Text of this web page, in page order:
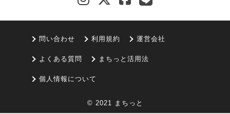
問い合わせ 利用規約 運営会社
よくある質問 まちっと活用法
個人情報について
© 2021 まちっと